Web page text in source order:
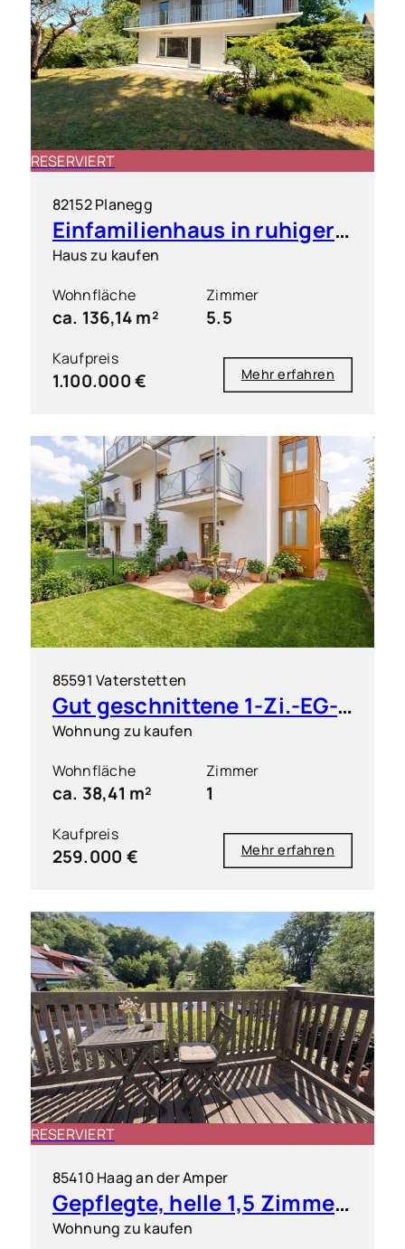
RESERVIERT
82152 Planegg
Einfamilienhaus in ruhiger & grüner Toplage
Haus zu kaufen
Wohnfläche
ca. 136,14 m²
Zimmer
5.5
Kaufpreis
1.100.000 € Mehr erfahren
85591 Vaterstetten
Gut geschnittene 1-Zi.-EG-Wohnung mit großem Garten
Wohnung zu kaufen
Wohnfläche
ca. 38,41 m²
Zimmer
1
Kaufpreis
259.000 € Mehr erfahren
RESERVIERT
85410 Haag an der Amper
Gepflegte, helle 1,5 Zimmer-Wohnung mit S/O-Balkon
Wohnung zu kaufen